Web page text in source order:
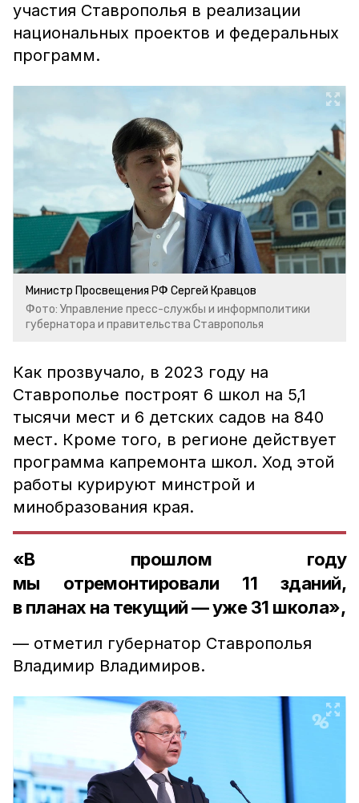
участия Ставрополья в реализации
национальных проектов и федеральных
программ.
Министр Просвещения РФ Сергей Кравцов
Фото: Управление пресс-службы и информполитики
губернатора и правительства Ставрополья
Как прозвучало, в 2023 году на
Ставрополье построят 6 школ на 5,1
тысячи мест и 6 детских садов на 840
мест. Кроме того, в регионе действует
программа капремонта школ. Ход этой
работы курируют минстрой и
минобразования края.
«В прошлом году
мы отремонтировали 11 зданий,
в планах на текущий — уже 31 школа»,
— отметил губернатор Ставрополья
Владимир Владимиров.